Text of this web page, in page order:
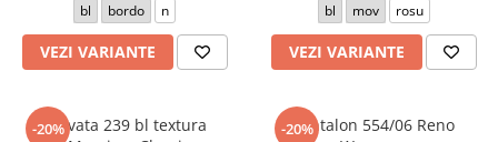
bl bordo n
VEZI VARIANTE
bl mov rosu
VEZI VARIANTE
-20%
Cravata 239 bl textura
-20%
Pantalon 554/06 Reno